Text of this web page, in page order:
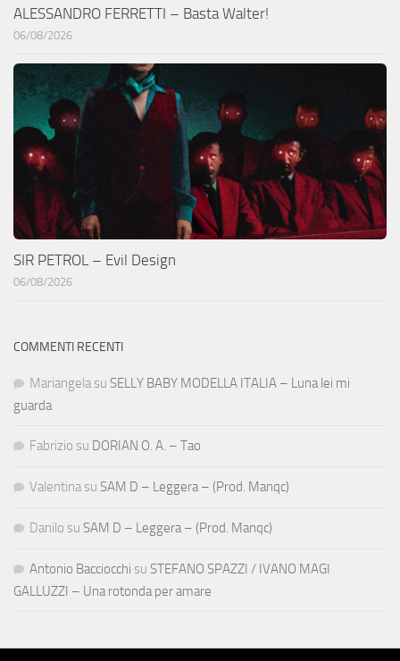
ALESSANDRO FERRETTI – Basta Walter!
06/08/2026
SIR PETROL – Evil Design
06/08/2026
COMMENTI RECENTI
Mariangela su SELLY BABY MODELLA ITALIA – Luna lei mi
guarda
Fabrizio su DORIAN O. A. – Tao
Valentina su SAM D – Leggera – (Prod. Manqc)
Danilo su SAM D – Leggera – (Prod. Manqc)
Antonio Bacciocchi su STEFANO SPAZZI / IVANO MAGI
GALLUZZI – Una rotonda per amare